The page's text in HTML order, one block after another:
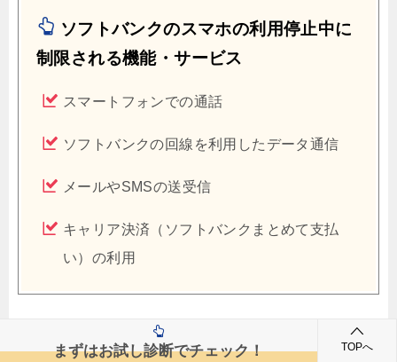
ソフトバンクのスマホの利用停止中に
制限される機能・サービス
スマートフォンでの通話
ソフトバンクの回線を利用したデータ通信
メールやSMSの送受信
キャリア決済（ソフトバンクまとめて支払
い）の利用
利用停止（回線停止）というのは料金が支払われてい
まずはお試し診断でチェック！ TOPへ